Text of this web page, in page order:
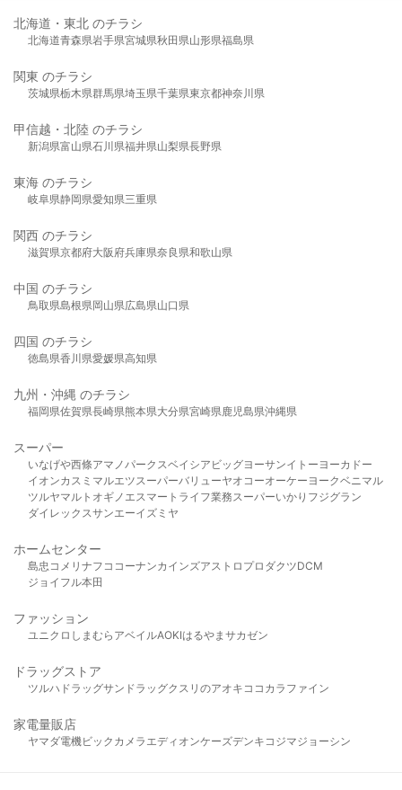
北海道・東北 のチラシ
北海道青森県岩手県宮城県秋田県山形県福島県
関東 のチラシ
茨城県栃木県群馬県埼玉県千葉県東京都神奈川県
甲信越・北陸 のチラシ
新潟県富山県石川県福井県山梨県長野県
東海 のチラシ
岐阜県静岡県愛知県三重県
関西 のチラシ
滋賀県京都府大阪府兵庫県奈良県和歌山県
中国 のチラシ
鳥取県島根県岡山県広島県山口県
四国 のチラシ
徳島県香川県愛媛県高知県
九州・沖縄 のチラシ
福岡県佐賀県長崎県熊本県大分県宮崎県鹿児島県沖縄県
スーパー
いなげや西條アマノパークスベイシア ビッグヨーサンイトーヨーカドー
イオンカスミ マルエツスーパーバリューヤオコーオーケー ヨークベニマル
ツルヤマルト オギノ エスマート ライフ業務スーパーいかり フジグラン
ダイレックスサンエーイズミヤ
ホームセンター
島忠 コメリ ナフコ コーナンカインズアストロプロダクツDCM
ジョイフル本田
ファッション
ユニクロ しまむら アベイルAOKIはるやま サカゼン
ドラッグストア
ツルハドラッグサンドラッグクスリのアオキ ココカラファイン
家電量販店
ヤマダ電機ビックカメラ エディオンケーズデンキ コジマジョーシン